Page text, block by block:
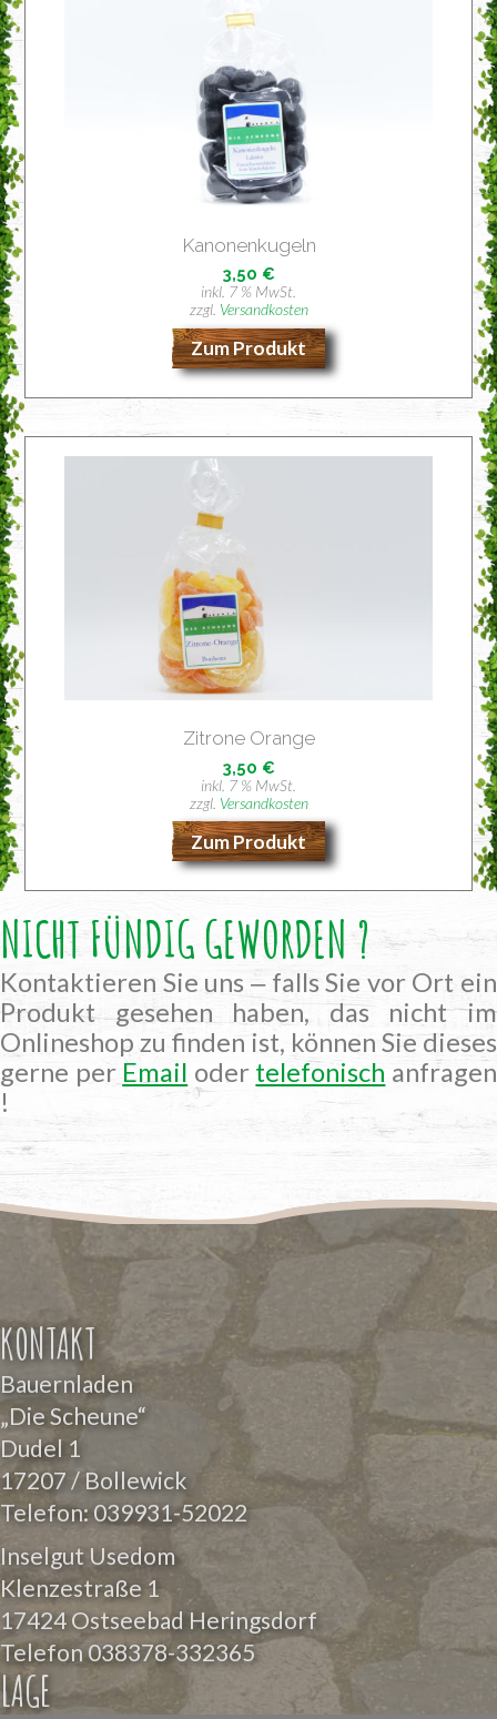
Kano­nen­ku­geln
3,50 €
inkl. 7 % MwSt.
zzgl. Versandkosten
Zum Produkt
Zitro­ne Orange
3,50 €
inkl. 7 % MwSt.
zzgl. Versandkosten
Zum Produkt
NICHT FÜNDIG GEWORDEN ?
Kontaktieren Sie uns ‒ falls Sie vor Ort ein
Produkt gesehen haben, das nicht im
Onlineshop zu finden ist, können Sie dieses
gerne per Email oder telefonisch anfragen
!
KONTAKT
Bauernladen
„Die Scheune“
Dudel 1
17207 / Bollewick
Telefon:039931-52022
Inselgut Usedom
Klenzestraße 1
17424 Ostseebad Heringsdorf
Telefon038378-332365
LAGE